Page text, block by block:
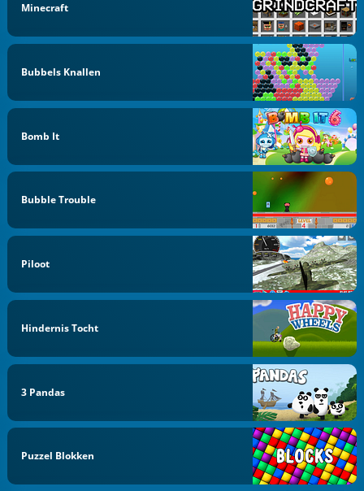
Minecraft
Bubbels Knallen
Bomb It
Bubble Trouble
Piloot
Hindernis Tocht
3 Pandas
Puzzel Blokken